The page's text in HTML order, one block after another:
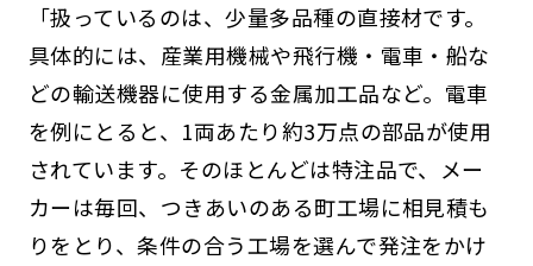
「扱っているのは、少量多品種の直接材です。
具体的には、産業用機械や飛行機・電車・船な
どの輸送機器に使用する金属加工品など。電車
を例にとると、1両あたり約3万点の部品が使用
されています。そのほとんどは特注品で、メー
カーは毎回、つきあいのある町工場に相見積も
りをとり、条件の合う工場を選んで発注をかけ